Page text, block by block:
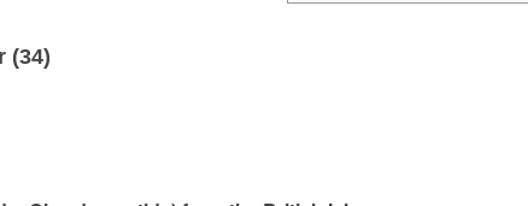
(34)